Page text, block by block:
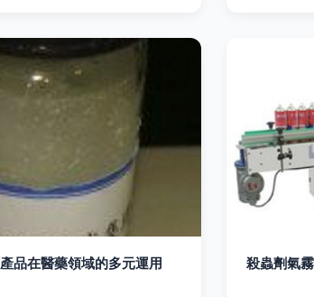
品在醫藥領域的多元運用 殺蟲劑氣